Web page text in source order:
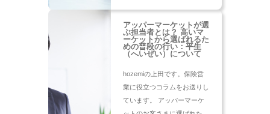
アッパーマーケットが選
ぶ担当者とは？ 高いマ
ーケットから選ばれるた
めの普段の行い：平生
（へいぜい）について
hozemiの上田です。保険営
業に役立つコラムをお送りし
ています。 アッパーマーケ